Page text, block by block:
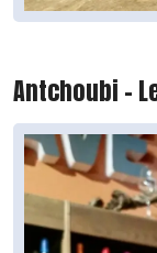
Antchoubi -